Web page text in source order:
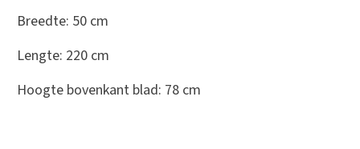
Breedte: 50 cm
Lengte: 220 cm
Hoogte bovenkant blad: 78 cm